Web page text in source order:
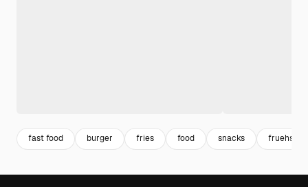
fast food burger fries food snacks